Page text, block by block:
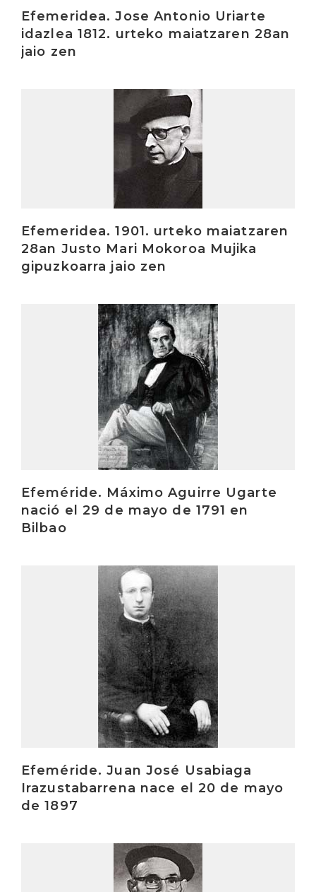
Efemeridea. Jose Antonio Uriarte
idazlea 1812. urteko maiatzaren 28an
jaio zen
Efemeridea. 1901. urteko maiatzaren
28an Justo Mari Mokoroa Mujika
gipuzkoarra jaio zen
Efeméride. Máximo Aguirre Ugarte
nació el 29 de mayo de 1791 en
Bilbao
Efeméride. Juan José Usabiaga
Irazustabarrena nace el 20 de mayo
de 1897